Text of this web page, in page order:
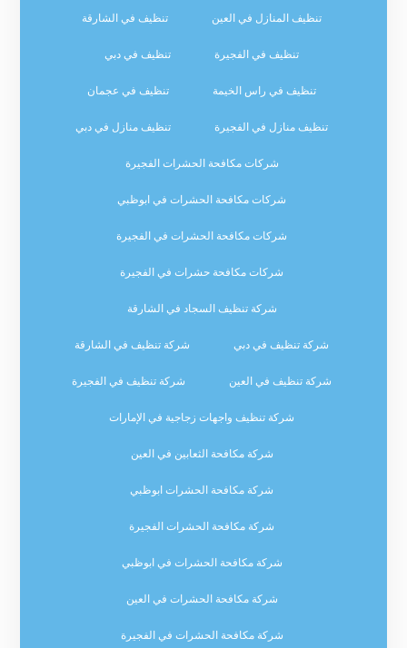
تنظيف المنازل في العين تنظيف في الشارقة
تنظيف في الفجيرة تنظيف في دبي
تنظيف في راس الخيمة تنظيف في عجمان
تنظيف منازل في الفجيرة تنظيف منازل في دبي
شركات مكافحة الحشرات الفجيرة
شركات مكافحة الحشرات في ابوظبي
شركات مكافحة الحشرات في الفجيرة
شركات مكافحة حشرات في الفجيرة
شركة تنظيف السجاد في الشارقة
شركة تنظيف في دبي شركة تنظيف في الشارقة
شركة تنظيف في العين شركة تنظيف في الفجيرة
شركة تنظيف واجهات زجاجية في الإمارات
شركة مكافحة الثعابين في العين
شركة مكافحة الحشرات ابوظبي
شركة مكافحة الحشرات الفجيرة
شركة مكافحة الحشرات في ابوظبي
شركة مكافحة الحشرات في العين
شركة مكافحة الحشرات في الفجيرة